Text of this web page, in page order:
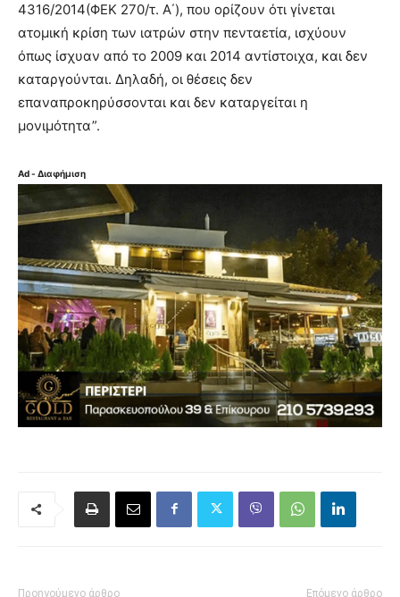
4316/2014(ΦΕΚ 270/τ. Α΄), που ορίζουν ότι γίνεται
ατομική κρίση των ιατρών στην πενταετία, ισχύουν
όπως ίσχυαν από το 2009 και 2014 αντίστοιχα, και δεν
καταργούνται. Δηλαδή, οι θέσεις δεν
επαναπροκηρύσσονται και δεν καταργείται η
μονιμότητα”.
Ad - Διαφήμιση
Προηγούμενο άρθρο Επόμενο άρθρο